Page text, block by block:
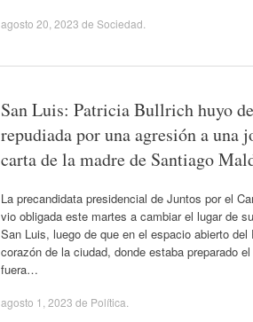
agosto 20, 2023 de Sociedad
San Luis: Patricia Bullrich huyo
repudiada por una agresión a una
carta de la madre de Santiago
La precandidata presidencial de Juntos por el
vio obligada este martes a cambiar el lugar de
San Luis, luego de que en el espacio abierto del
corazón de la ciudad, donde estaba preparado
fuera…
agosto 1, 2023 de Política